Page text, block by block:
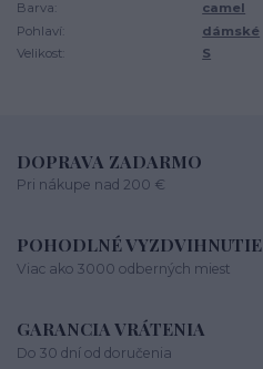
Barva:
camel
Pohlaví:
dámské
Velikost:
S
DOPRAVA ZADARMO
Pri nákupe nad 200 €
POHODLNÉ VYZDVIHNUTIE
Viac ako 3000 odberných miest
GARANCIA VRÁTENIA
Do 30 dní od doručenia